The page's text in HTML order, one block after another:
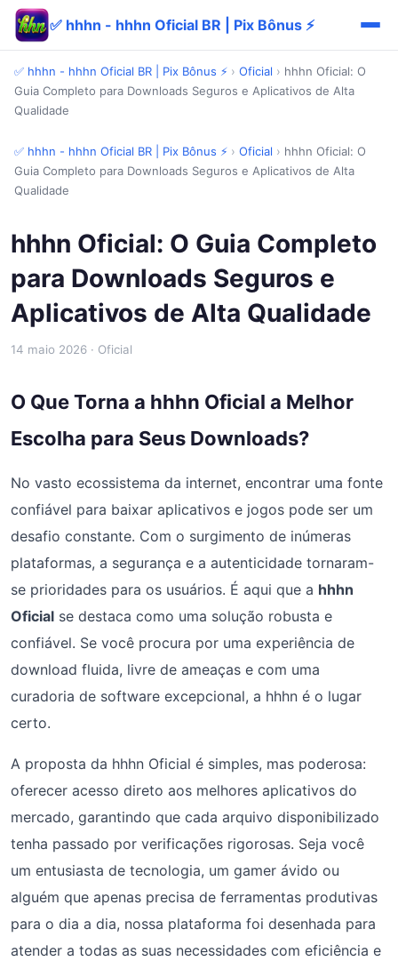
✅ hhhn - hhhn Oficial BR | Pix Bônus ⚡
✅ hhhn - hhhn Oficial BR | Pix Bônus ⚡ › Oficial › hhhn Oficial: O
Guia Completo para Downloads Seguros e Aplicativos de Alta
Qualidade
✅ hhhn - hhhn Oficial BR | Pix Bônus ⚡ › Oficial › hhhn Oficial: O
Guia Completo para Downloads Seguros e Aplicativos de Alta
Qualidade
hhhn Oficial: O Guia Completo
para Downloads Seguros e
Aplicativos de Alta Qualidade
14 maio 2026 · Oficial
O Que Torna a hhhn Oficial a Melhor
Escolha para Seus Downloads?
No vasto ecossistema da internet, encontrar uma fonte
confiável para baixar aplicativos e jogos pode ser um
desafio constante. Com o surgimento de inúmeras
plataformas, a segurança e a autenticidade tornaram-
se prioridades para os usuários. É aqui que a hhhn
Oficial se destaca como uma solução robusta e
confiável. Se você procura por uma experiência de
download fluida, livre de ameaças e com uma
curadoria de software excepcional, a hhhn é o lugar
certo.
A proposta da hhhn Oficial é simples, mas poderosa:
oferecer acesso direto aos melhores aplicativos do
mercado, garantindo que cada arquivo disponibilizado
tenha passado por verificações rigorosas. Seja você
um entusiasta de tecnologia, um gamer ávido ou
alguém que apenas precisa de ferramentas produtivas
para o dia a dia, nossa plataforma foi desenhada para
atender a todas as suas necessidades com eficiência e